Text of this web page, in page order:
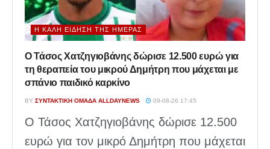
Η ΚΑΛΉ ΕΊΔΗΣΗ ΤΗΣ ΗΜΈΡΑΣ
Ο Τάσος Χατζηγιοβάνης δώρισε 12.500 ευρώ για
τη θεραπεία του μικρού Δημήτρη που μάχεται με
σπάνιο παιδικό καρκίνο
BY ΣΥΝΤΑΚΤΙΚΉ ΟΜΆΔΑ ALLDAYNEWS 09-08-26 17:45
Ο Τάσος Χατζηγιοβάνης δώρισε 12.500
ευρώ για τον μικρό Δημήτρη που μάχεται